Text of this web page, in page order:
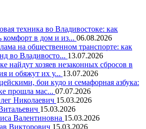
техника во Владивостоке: как
комфорт в дом и из... 06.08.2026
на общественном транспорте: как
во Владивосто... 13.07.2026
найдут хозяев незаконных сбросов в
и обяжут их у... 13.07.2026
бои кудо и семафорная азбука:
прошла мас... 07.07.2026
Николаевич 15.03.2026
15.03.2026
Валентиновна 15.03.2026
Викторович 15.03.2026